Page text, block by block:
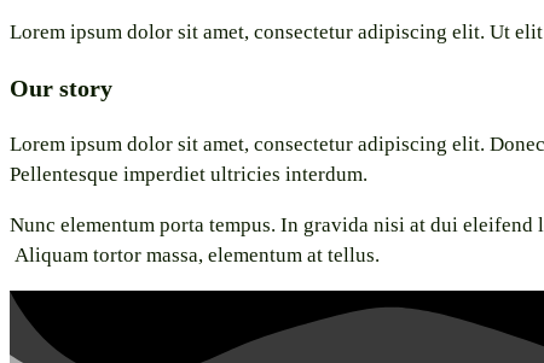
Lorem ipsum dolor sit amet, consectetur adipiscing elit. Ut
Our story
Lorem ipsum dolor sit amet, consectetur adipiscing elit.
Pellentesque imperdiet ultricies interdum.
Nunc elementum porta tempus. In gravida nisi at dui
Aliquam tortor massa, elementum at tellus.